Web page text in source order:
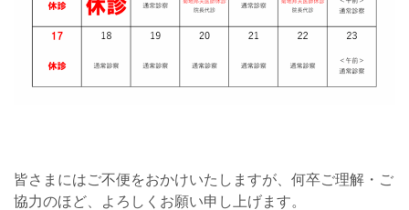
皆さまにはご不便をおかけいたしますが、何卒ご理解・ご
協力のほど、よろしくお願い申し上げます。